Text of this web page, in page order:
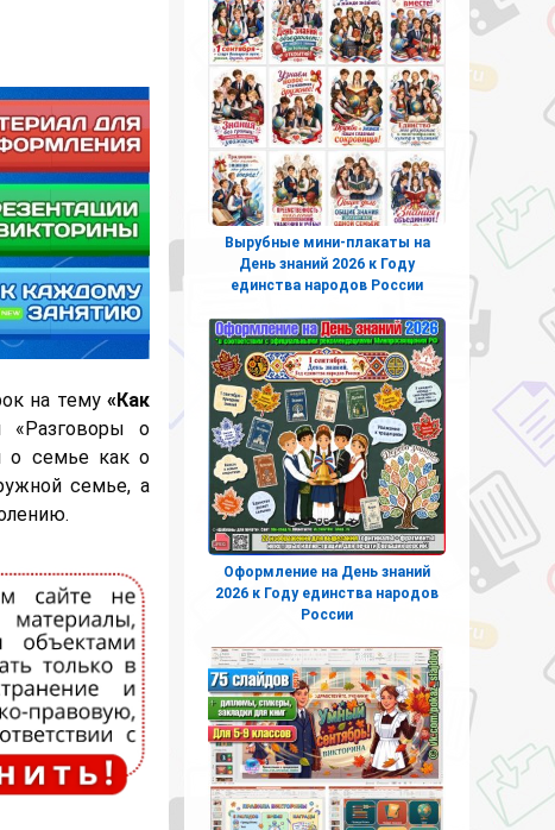
на тему «Как
«Разговоры о
о семье как о
семье, а
Вырубные мини-плакаты на
День знаний 2026 к Году
единства народов России
Оформление на День знаний
2026 к Году единства народов
России